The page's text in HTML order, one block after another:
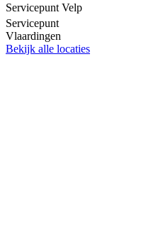
Servicepunt Velp
Servicepunt
Vlaardingen
Bekijk alle locaties